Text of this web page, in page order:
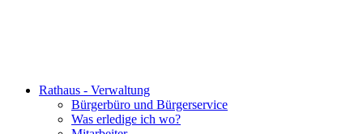
Rathaus - Verwaltung
Bürgerbüro und Bürgerservice
Was erledige ich wo?